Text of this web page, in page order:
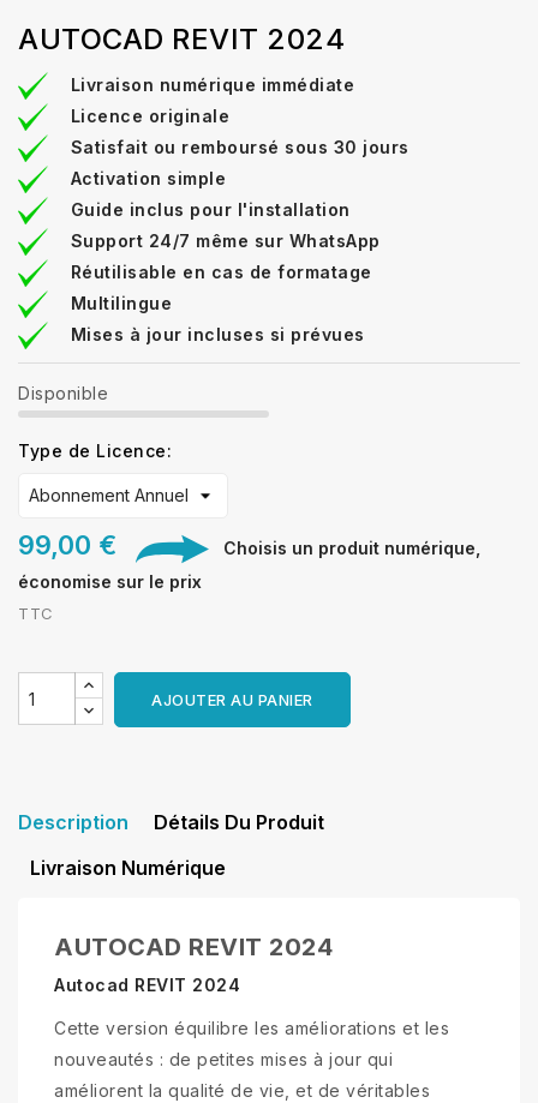
AUTOCAD REVIT 2024
Livraison numérique immédiate
Licence originale
Satisfait ou remboursé sous 30 jours
Activation simple
Guide inclus pour l'installation
Support 24/7 même sur WhatsApp
Réutilisable en cas de formatage
Multilingue
Mises à jour incluses si prévues
Disponible
Type de Licence:
99,00 €
Choisis un produit numérique,
économise sur le prix
TTC
AJOUTER AU PANIER
Description
Détails Du Produit
Livraison Numérique
AUTOCAD REVIT 2024
Autocad REVIT 2024
Cette version équilibre les améliorations et les
nouveautés : de petites mises à jour qui
améliorent la qualité de vie, et de véritables